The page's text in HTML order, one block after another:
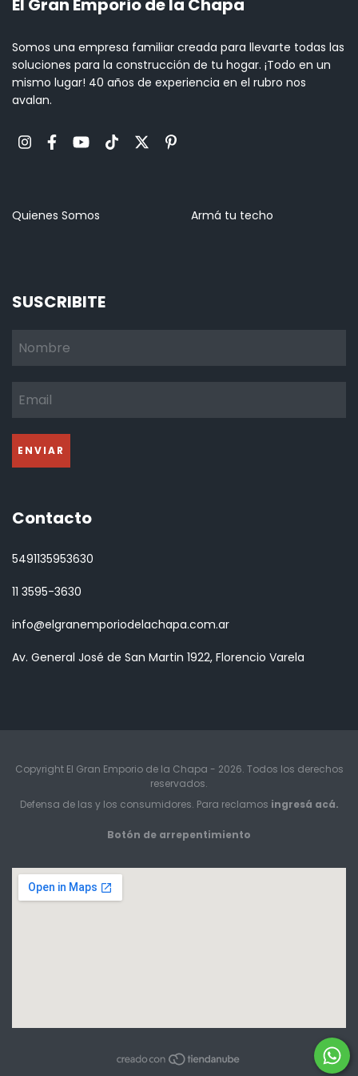
El Gran Emporio de la Chapa
Somos una empresa familiar creada para llevarte todas las
soluciones para la construcción de tu hogar. ¡Todo en un
mismo lugar! 40 años de experiencia en el rubro nos
avalan.
Quienes Somos Armá tu techo
SUSCRIBITE
Contacto
5491135953630
11 3595-3630
info@elgranemporiodelachapa.com.ar
Av. General José de San Martin 1922, Florencio Varela
Copyright El Gran Emporio de la Chapa - 2026. Todos los derechos
reservados.
Defensa de las y los consumidores. Para reclamos ingresá acá.
Botón de arrepentimiento